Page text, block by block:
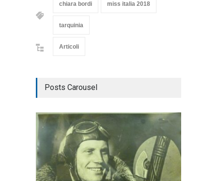
chiara bordi miss italia 2018
tarquinia
Articoli
Posts Carousel